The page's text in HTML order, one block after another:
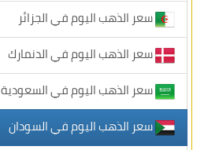
سعر الذهب اليوم في الجزائر
سعر الذهب اليوم في الدنمارك
سعر الذهب اليوم في السعودية
سعر الذهب اليوم في السودان